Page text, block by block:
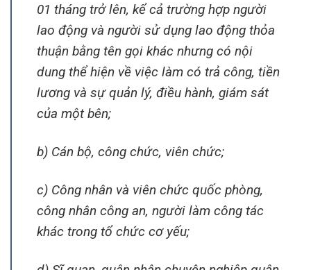
01 tháng trở lên, kể cả trường hợp người
lao động và người sử dụng lao động thỏa
thuận bằng tên gọi khác nhưng có nội
dung thể hiện về việc làm có trả công, tiền
lương và sự quản lý, điều hành, giám sát
của một bên;
b) Cán bộ, công chức, viên chức;
c) Công nhân và viên chức quốc phòng,
công nhân công an, người làm công tác
khác trong tổ chức cơ yếu;